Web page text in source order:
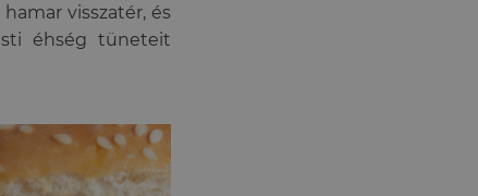
visszatér, és
éhség tüneteit